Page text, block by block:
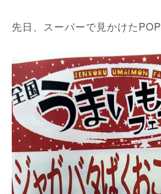
先日、スーパーで見かけたPOP